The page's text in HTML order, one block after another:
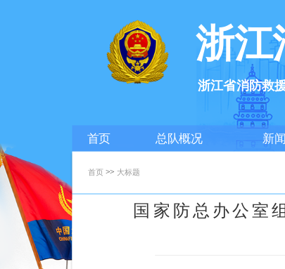
浙江
浙江省消防救
首页 总队概况 新
首页 >> 大标题
国家防总办公室